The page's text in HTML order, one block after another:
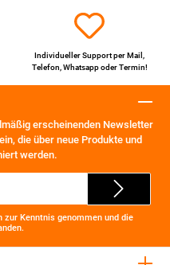
Individueller Support perMail,
Telefon,WhatsappoderTermin!
erscheinenden Newsletter
die über neue Produkte und
werden.
zur Kenntnis genommen und die